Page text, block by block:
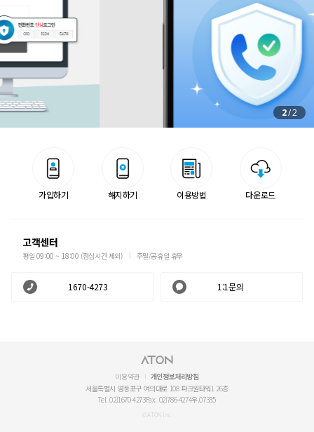
2/2
가입하기 해지하기 이용방법 다운로드
고객센터
평일 09:00 ~ 18:00 (점심시간 제외) 주말/공휴일 휴무
1670-4273 1:1문의
이용약관
개인정보처리방침
서울특별시 영등포구 여의대로 108 파크원타워1 26층
Tel. 02)1670-4273Fax. 02)786-4274우.07335
© ATON Inc.